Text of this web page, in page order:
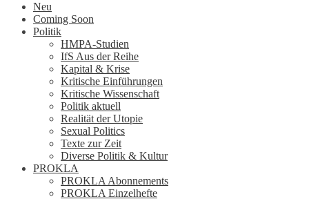
Neu
Coming Soon
Politik
HMPA-Studien
IfS Aus der Reihe
Kapital & Krise
Kritische Einführungen
Kritische Wissenschaft
Politik aktuell
Realität der Utopie
Sexual Politics
Texte zur Zeit
Diverse Politik & Kultur
PROKLA
PROKLA Abonnements
PROKLA Einzelhefte